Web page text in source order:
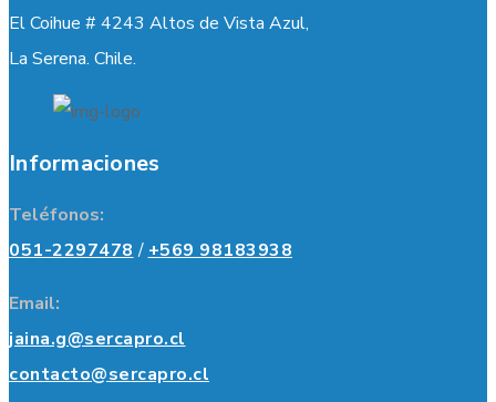
El Coihue # 4243 Altos de Vista Azul,
La Serena. Chile.
Informaciones
Teléfonos:
051-2297478 / +569 98183938
Email:
jaina.g@sercapro.cl
contacto@sercapro.cl